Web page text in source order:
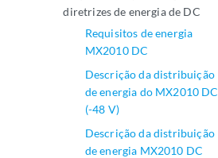
diretrizes de energia de DC
Requisitos de energia
MX2010 DC
Descrição da distribuição
de energia do MX2010 DC
(-48 V)
Descrição da distribuição
de energia MX2010 DC